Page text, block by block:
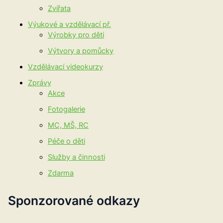
Zvířata
Výukové a vzdělávací př.
Výrobky pro děti
Výtvory a pomůcky
Vzdělávací videokurzy
Zprávy
Akce
Fotogalerie
MC, MŠ, RC
Péče o děti
Služby a činnosti
Zdarma
Sponzorované odkazy